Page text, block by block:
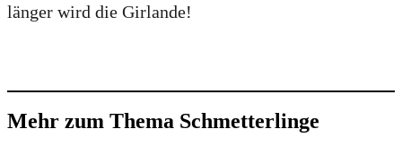
länger wird die Girlande!
Mehr zum Thema Schmetterlinge